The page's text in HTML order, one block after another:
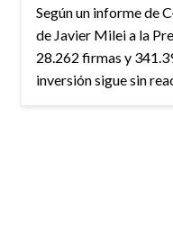
Según un informe de
de Javier Milei a la
28.262 firmas y
inversión sigue sin